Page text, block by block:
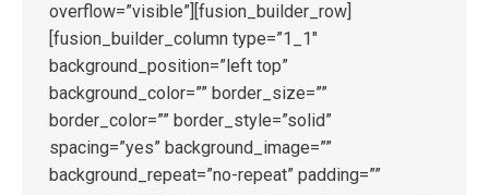
overflow=”visible”][fusion_builder_row]
[fusion_builder_column type=”1_1″
background_position=”left top”
background_color=”” border_size=””
border_color=”” border_style=”solid”
spacing=”yes” background_image=””
background_repeat=”no-repeat” padding=””